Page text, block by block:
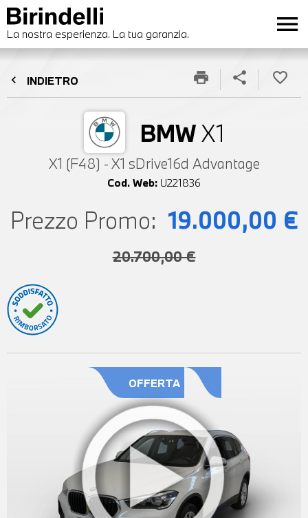
La nostra esperienza. La tua garanzia. menu
chevron_left INDIETRO
BMWX1
X1 (F48) - X1 sDrive16d Advantage
Cod. Web: U221836
print share favorite_border
Prezzo Promo: 19.000,00 €
20.700,00 €
OFFERTA